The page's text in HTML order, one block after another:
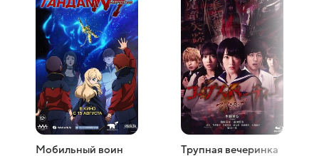
Мобильный воин
Трупная вечеринка